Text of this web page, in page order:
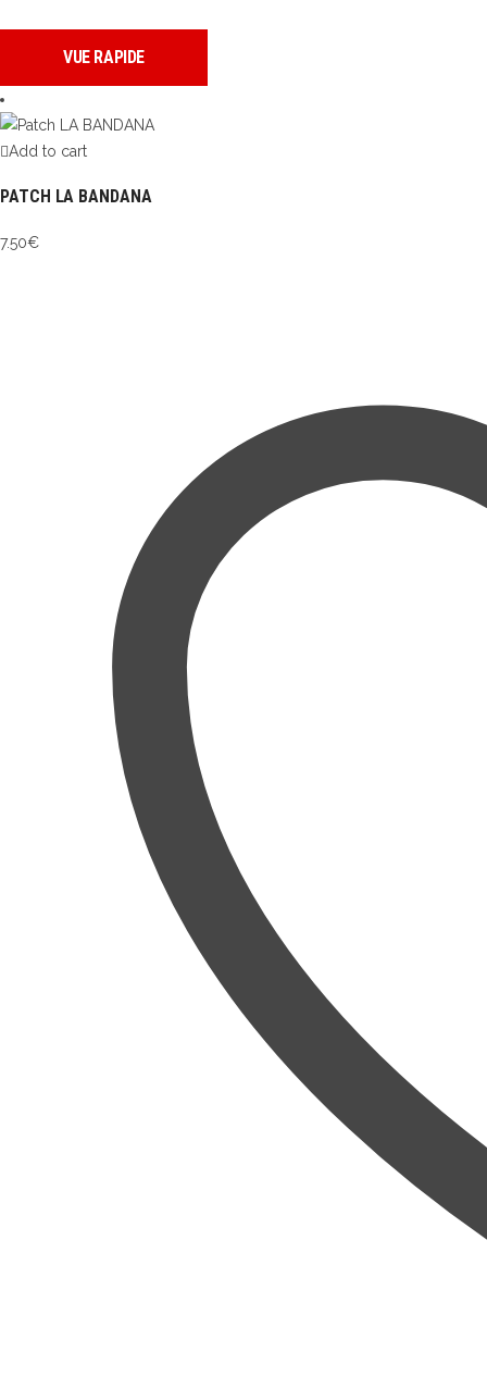
VUE RAPIDE
Add to cart
PATCH LA BANDANA
7.50€